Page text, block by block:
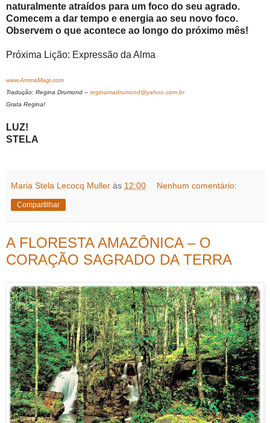
naturalmente atraídos para um foco do seu agrado.
Comecem a dar tempo e energia ao seu novo foco.
Observem o que acontece ao longo do próximo mês!
Próxima Lição: Expressão da Alma
www.AmmaMagi.com
Tradução: Regina Drumond – reginamadrumond@yahoo.com.br
Grata Regina!
LUZ!
STELA
Maria Stela Lecocq Muller às 12:00 Nenhum comentário:
Compartilhar
A FLORESTA AMAZÔNICA – O
CORAÇÃO SAGRADO DA TERRA